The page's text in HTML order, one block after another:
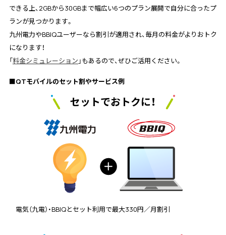
できる上、2GBから30GBまで幅広い6つのプラン展開で自分に合ったプ
ランが見つかります。
九州電力やBBIQユーザーなら割引が適用され、毎月の料金がよりおトク
になります！
「料金シミュレーション 」もあるので、ぜひご活用ください。
■QTモバイルのセット割やサービス例
セットでおトクに！
電気（九電）・BBIQとセット利用で最大330円／月割引